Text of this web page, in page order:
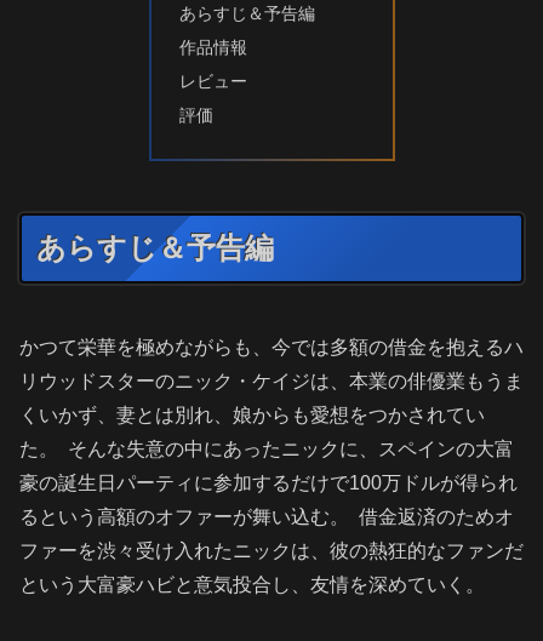
あらすじ＆予告編
作品情報
レビュー
評価
あらすじ＆予告編
かつて栄華を極めながらも、今では多額の借金を抱えるハ
リウッドスターのニック・ケイジは、本業の俳優業もうま
くいかず、妻とは別れ、娘からも愛想をつかされてい
た。 そんな失意の中にあったニックに、スペインの大富
豪の誕生日パーティに参加するだけで100万ドルが得られ
るという高額のオファーが舞い込む。 借金返済のためオ
ファーを渋々受け入れたニックは、彼の熱狂的なファンだ
という大富豪ハビと意気投合し、友情を深めていく。